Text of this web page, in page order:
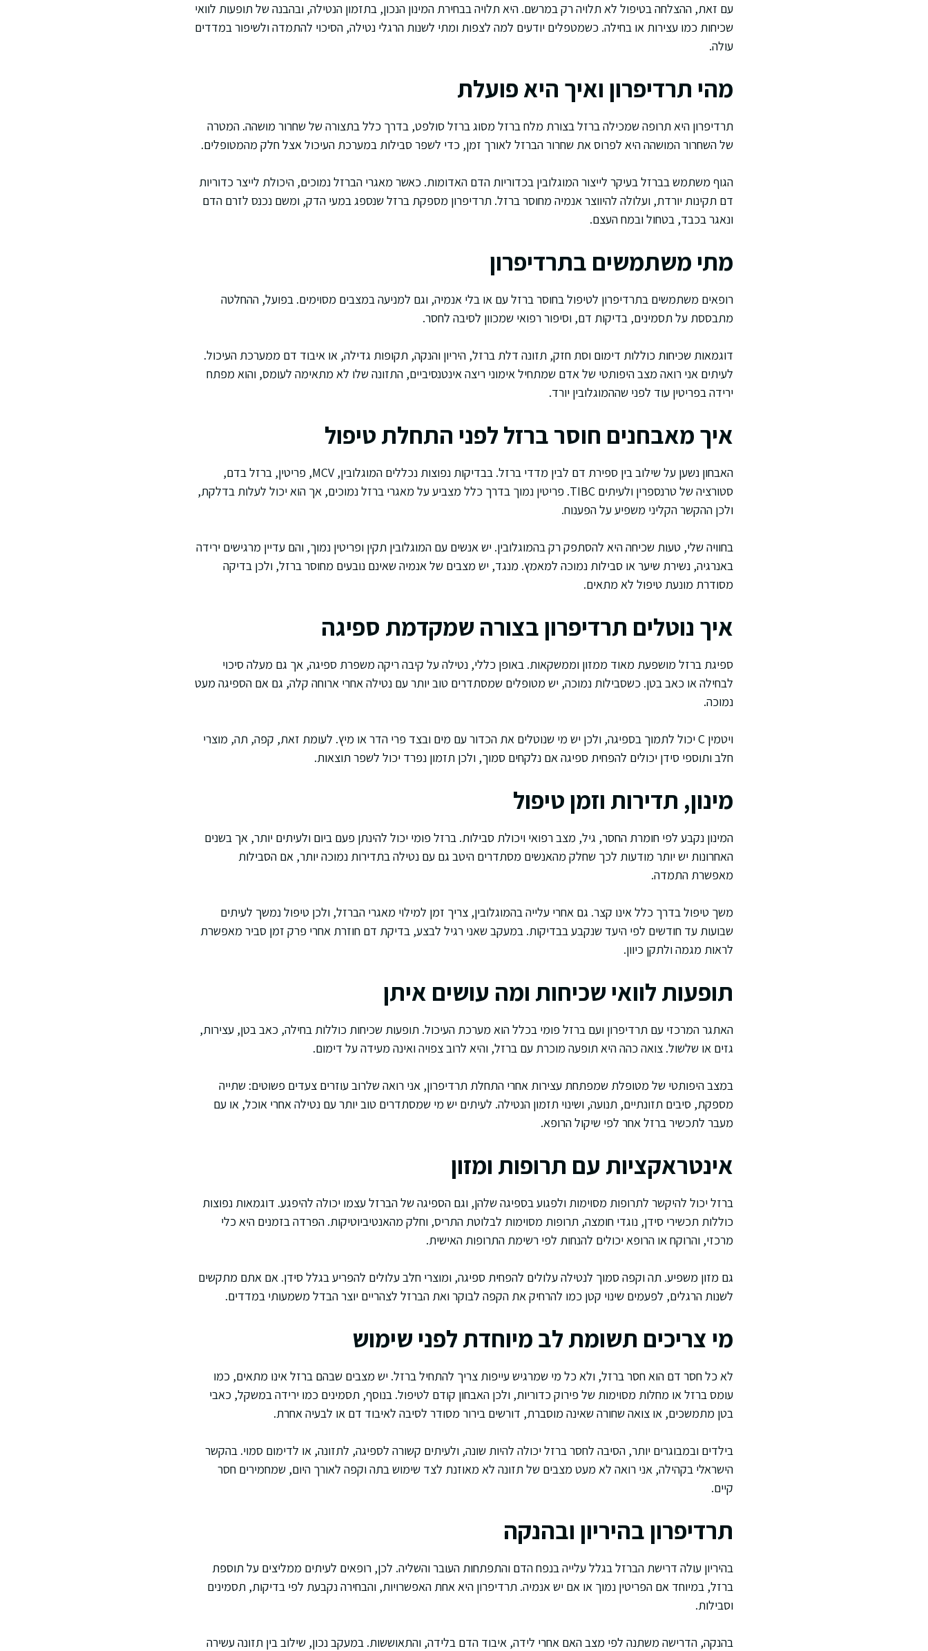
עם זאת, ההצלחה בטיפול לא תלויה רק במרשם. היא תלויה בבחירת המינון הנכון, בתזמון הנטילה, ובהבנה של תופעות לוואי
שכיחות כמו עצירות או בחילה. כשמטפלים יודעים למה לצפות ומתי לשנות הרגלי נטילה, הסיכוי להתמדה ולשיפור במדדים
עולה.
מהי תרדיפרון ואיך היא פועלת
תרדיפרון היא תרופה שמכילה ברזל בצורת מלח ברזל מסוג ברזל סולפט, בדרך כלל בתצורה של שחרור מושהה. המטרה
של השחרור המושהה היא לפרוס את שחרור הברזל לאורך זמן, כדי לשפר סבילות במערכת העיכול אצל חלק מהמטופלים.
הגוף משתמש בברזל בעיקר לייצור המוגלובין בכדוריות הדם האדומות. כאשר מאגרי הברזל נמוכים, היכולת לייצר כדוריות
דם תקינות יורדת, ועלולה להיווצר אנמיה מחוסר ברזל. תרדיפרון מספקת ברזל שנספג במעי הדק, ומשם נכנס לזרם הדם
ונאגר בכבד, בטחול ובמח העצם.
מתי משתמשים בתרדיפרון
רופאים משתמשים בתרדיפרון לטיפול בחוסר ברזל עם או בלי אנמיה, וגם למניעה במצבים מסוימים. בפועל, ההחלטה
מתבססת על תסמינים, בדיקות דם, וסיפור רפואי שמכוון לסיבה לחסר.
דוגמאות שכיחות כוללות דימום וסת חזק, תזונה דלת ברזל, היריון והנקה, תקופות גדילה, או איבוד דם ממערכת העיכול.
לעיתים אני רואה מצב היפותטי של אדם שמתחיל אימוני ריצה אינטנסיביים, התזונה שלו לא מתאימה לעומס, והוא מפתח
ירידה בפריטין עוד לפני שההמוגלובין יורד.
איך מאבחנים חוסר ברזל לפני התחלת טיפול
האבחון נשען על שילוב בין ספירת דם לבין מדדי ברזל. בבדיקות נפוצות נכללים המוגלובין, MCV, פריטין, ברזל בדם,
סטורציה של טרנספרין ולעיתים TIBC. פריטין נמוך בדרך כלל מצביע על מאגרי ברזל נמוכים, אך הוא יכול לעלות בדלקת,
ולכן ההקשר הקליני משפיע על הפענוח.
בחוויה שלי, טעות שכיחה היא להסתפק רק בהמוגלובין. יש אנשים עם המוגלובין תקין ופריטין נמוך, והם עדיין מרגישים ירידה
באנרגיה, נשירת שיער או סבילות נמוכה למאמץ. מנגד, יש מצבים של אנמיה שאינם נובעים מחוסר ברזל, ולכן בדיקה
מסודרת מונעת טיפול לא מתאים.
איך נוטלים תרדיפרון בצורה שמקדמת ספיגה
ספיגת ברזל מושפעת מאוד ממזון וממשקאות. באופן כללי, נטילה על קיבה ריקה משפרת ספיגה, אך גם מעלה סיכוי
לבחילה או כאב בטן. כשסבילות נמוכה, יש מטופלים שמסתדרים טוב יותר עם נטילה אחרי ארוחה קלה, גם אם הספיגה מעט
נמוכה.
ויטמין C יכול לתמוך בספיגה, ולכן יש מי שנוטלים את הכדור עם מים ובצד פרי הדר או מיץ. לעומת זאת, קפה, תה, מוצרי
חלב ותוספי סידן יכולים להפחית ספיגה אם נלקחים סמוך, ולכן תזמון נפרד יכול לשפר תוצאות.
מינון, תדירות וזמן טיפול
המינון נקבע לפי חומרת החסר, גיל, מצב רפואי ויכולת סבילות. ברזל פומי יכול להינתן פעם ביום ולעיתים יותר, אך בשנים
האחרונות יש יותר מודעות לכך שחלק מהאנשים מסתדרים היטב גם עם נטילה בתדירות נמוכה יותר, אם הסבילות
מאפשרת התמדה.
משך טיפול בדרך כלל אינו קצר. גם אחרי עלייה בהמוגלובין, צריך זמן למילוי מאגרי הברזל, ולכן טיפול נמשך לעיתים
שבועות עד חודשים לפי היעד שנקבע בבדיקות. במעקב שאני רגיל לבצע, בדיקת דם חוזרת אחרי פרק זמן סביר מאפשרת
לראות מגמה ולתקן כיוון.
תופעות לוואי שכיחות ומה עושים איתן
האתגר המרכזי עם תרדיפרון ועם ברזל פומי בכלל הוא מערכת העיכול. תופעות שכיחות כוללות בחילה, כאב בטן, עצירות,
גזים או שלשול. צואה כהה היא תופעה מוכרת עם ברזל, והיא לרוב צפויה ואינה מעידה על דימום.
במצב היפותטי של מטופלת שמפתחת עצירות אחרי התחלת תרדיפרון, אני רואה שלרוב עוזרים צעדים פשוטים: שתייה
מספקת, סיבים תזונתיים, תנועה, ושינוי תזמון הנטילה. לעיתים יש מי שמסתדרים טוב יותר עם נטילה אחרי אוכל, או עם
מעבר לתכשיר ברזל אחר לפי שיקול הרופא.
אינטראקציות עם תרופות ומזון
ברזל יכול להיקשר לתרופות מסוימות ולפגוע בספיגה שלהן, וגם הספיגה של הברזל עצמו יכולה להיפגע. דוגמאות נפוצות
כוללות תכשירי סידן, נוגדי חומצה, תרופות מסוימות לבלוטת התריס, וחלק מהאנטיביוטיקות. הפרדה בזמנים היא כלי
מרכזי, והרוקח או הרופא יכולים להנחות לפי רשימת התרופות האישית.
גם מזון משפיע. תה וקפה סמוך לנטילה עלולים להפחית ספיגה, ומוצרי חלב עלולים להפריע בגלל סידן. אם אתם מתקשים
לשנות הרגלים, לפעמים שינוי קטן כמו להרחיק את הקפה לבוקר ואת הברזל לצהריים יוצר הבדל משמעותי במדדים.
מי צריכים תשומת לב מיוחדת לפני שימוש
לא כל חסר דם הוא חסר ברזל, ולא כל מי שמרגיש עייפות צריך להתחיל ברזל. יש מצבים שבהם ברזל אינו מתאים, כמו
עומס ברזל או מחלות מסוימות של פירוק כדוריות, ולכן האבחון קודם לטיפול. בנוסף, תסמינים כמו ירידה במשקל, כאבי
בטן מתמשכים, או צואה שחורה שאינה מוסברת, דורשים בירור מסודר לסיבה לאיבוד דם או לבעיה אחרת.
בילדים ובמבוגרים יותר, הסיבה לחסר ברזל יכולה להיות שונה, ולעיתים קשורה לספיגה, לתזונה, או לדימום סמוי. בהקשר
הישראלי בקהילה, אני רואה לא מעט מצבים של תזונה לא מאוזנת לצד שימוש בתה וקפה לאורך היום, שמחמירים חסר
קיים.
תרדיפרון בהיריון ובהנקה
בהיריון עולה דרישת הברזל בגלל עלייה בנפח הדם והתפתחות העובר והשליה. לכן, רופאים לעיתים ממליצים על תוספת
ברזל, במיוחד אם הפריטין נמוך או אם יש אנמיה. תרדיפרון היא אחת האפשרויות, והבחירה נקבעת לפי בדיקות, תסמינים
וסבילות.
בהנקה, הדרישה משתנה לפי מצב האם אחרי לידה, איבוד הדם בלידה, והתאוששות. במעקב נכון, שילוב בין תזונה עשירה